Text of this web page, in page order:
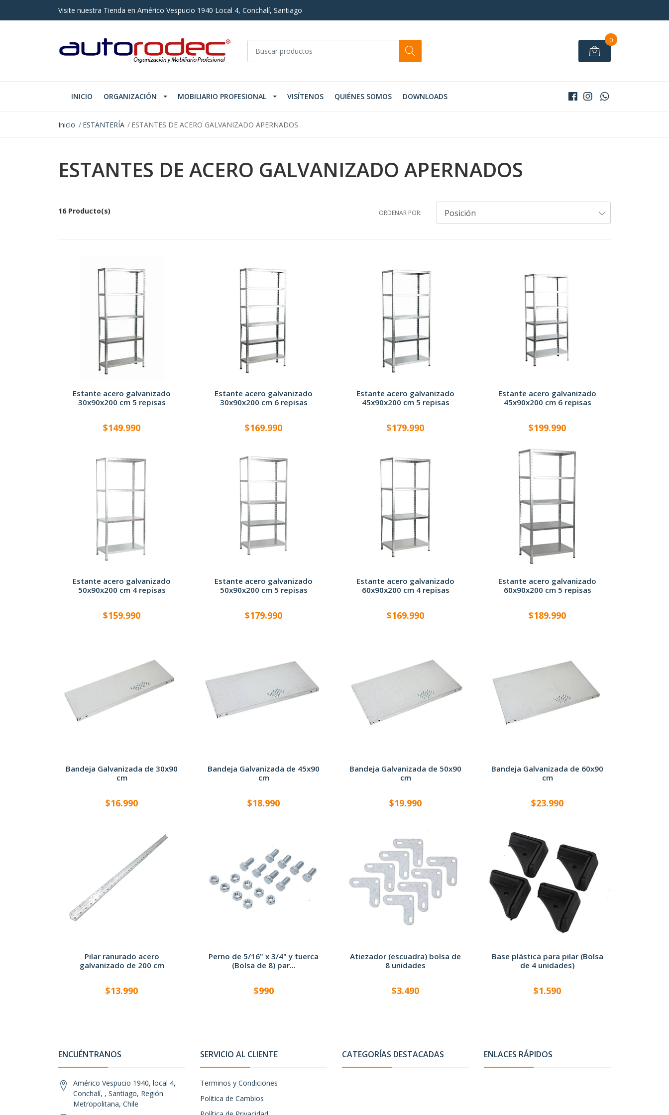
Visite nuestra Tienda en Américo Vespucio 1940 Local 4, Conchalí, Santiago
0
INICIO ORGANIZACIÓN MOBILIARIO PROFESIONAL VISÍTENOS QUIÉNES SOMOS DOWNLOADS
Inicio ESTANTERÍA ESTANTES DE ACERO GALVANIZADO APERNADOS
ESTANTES DE ACERO GALVANIZADO APERNADOS
16 Producto(s) ORDENAR POR:
Estante acero galvanizado
30x90x200 cm 5 repisas
$149.990
Estante acero galvanizado
30x90x200 cm 6 repisas
$169.990
Estante acero galvanizado
45x90x200 cm 5 repisas
$179.990
Estante acero galvanizado
45x90x200 cm 6 repisas
$199.990
Estante acero galvanizado
50x90x200 cm 4 repisas
$159.990
Estante acero galvanizado
50x90x200 cm 5 repisas
$179.990
Estante acero galvanizado
60x90x200 cm 4 repisas
$169.990
Estante acero galvanizado
60x90x200 cm 5 repisas
$189.990
Bandeja Galvanizada de 30x90
cm
$16.990
Bandeja Galvanizada de 45x90
cm
$18.990
Bandeja Galvanizada de 50x90
cm
$19.990
Bandeja Galvanizada de 60x90
cm
$23.990
Pilar ranurado acero
galvanizado de 200 cm
$13.990
Perno de 5/16" x 3/4" y tuerca
(Bolsa de 8) par...
$990
Atiezador (escuadra) bolsa de
8 unidades
$3.490
Base plástica para pilar (Bolsa
de 4 unidades)
$1.590
ENCUÉNTRANOS
Américo Vespucio 1940, local 4,
Conchalí, , Santiago, Región
Metropolitana, Chile
SERVICIO AL CLIENTE
Terminos y Condiciones
Politica de Cambios
CATEGORÍAS DESTACADAS ENLACES RÁPIDOS